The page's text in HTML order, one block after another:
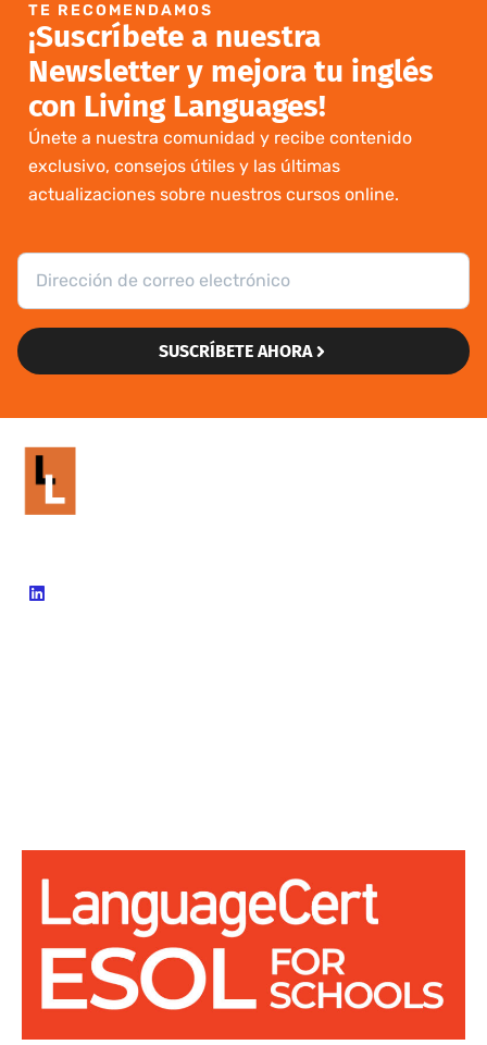
TE RECOMENDAMOS
¡Suscríbete a nuestra
Newsletter y mejora tu inglés
con Living Languages!
Únete a nuestra comunidad y recibe contenido
exclusivo, consejos útiles y las últimas
actualizaciones sobre nuestros cursos online.
SUSCRÍBETE AHORA